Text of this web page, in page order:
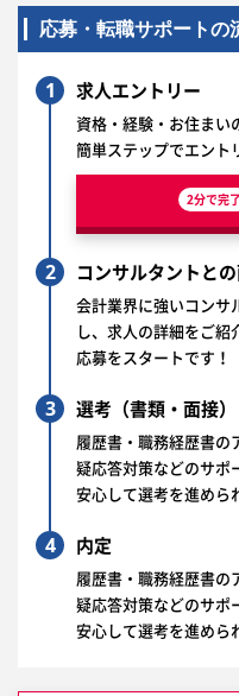
応募・転職サポートの
1 求人エントリー
資格・経験・お住まい
簡単ステップでエント
2分で完了
2 コンサルタントと
会計業界に強いコンサ
し、求人の詳細をご紹
応募をスタートです！
3 選考（書類・面接）
履歴書・職務経歴書の
疑応答対策などのサポ
安心して選考を進めら
4 内定
履歴書・職務経歴書の
疑応答対策などのサポ
安心して選考を進めら